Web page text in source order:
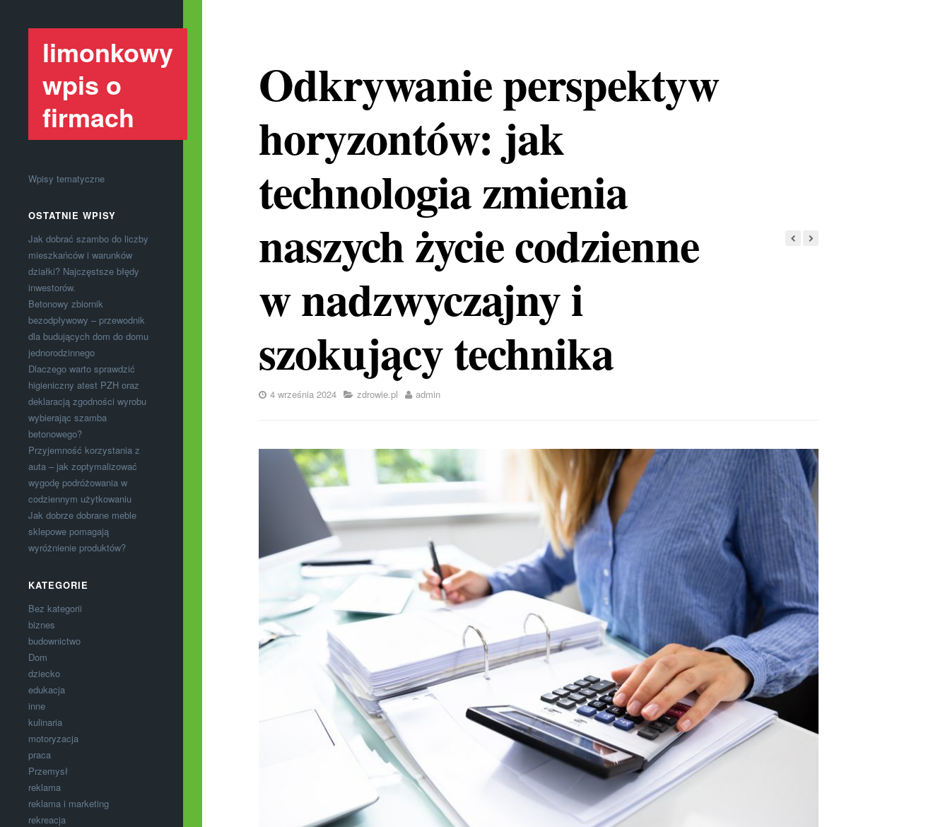
limonkowy
wpis o
firmach
Wpisy tematyczne
OSTATNIE WPISY
Jak dobrać szambo do liczby
mieszkańców i warunków
działki? Najczęstsze błędy
inwestorów.
Betonowy zbiornik
bezodpływowy – przewodnik
dla budujących dom do domu
jednorodzinnego
Dlaczego warto sprawdzić
higieniczny atest PZH oraz
deklaracją zgodności wyrobu
wybierając szamba
betonowego?
Przyjemność korzystania z
auta – jak zoptymalizować
wygodę podróżowania w
codziennym użytkowaniu
Jak dobrze dobrane meble
sklepowe pomagają
wyróżnienie produktów?
KATEGORIE
Bez kategorii
biznes
budownictwo
Dom
dziecko
edukacja
inne
kulinaria
motoryzacja
praca
Przemysł
reklama
reklama i marketing
rekreacja
Odkrywanie perspektyw
horyzontów: jak
technologia zmienia
naszych życie codzienne
w nadzwyczajny i
szokujący technika
4 września 2024 zdrowie.pl admin